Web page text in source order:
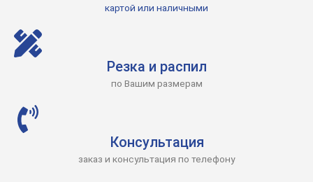
картой или наличными
Резка и распил
по Вашим размерам
Консультация
заказ и консультация по телефону